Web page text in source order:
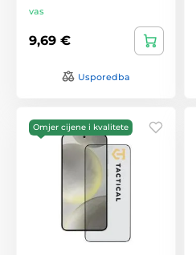
vas
9,69 €
Usporedba
Omjer cijene i kvalitete